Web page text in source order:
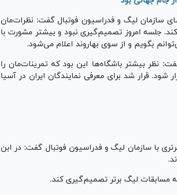
سازمان لیگ و فدراسیون فوتبال گفت: نظرات‌مان
جلسه امروز تصمیم‌گیری نبود و بیشتر مشورت با
بگویم و از سوی بهاروند اعلام می‌شود.
نظر بیشتر باشگاه‌ها این بود که تمرینات‌مان را
قرار شد برای معرفی نمایندگان ایران در آسیا
با سازمان لیگ و فدراسیون فوتبال گفت: در ابن
مسابقات لیگ برتر تصمیم‌گیری کند.